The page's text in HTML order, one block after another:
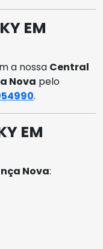
EM
a nossa Central
Nova pelo
.
EM
Nova: